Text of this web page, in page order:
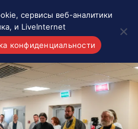
и области
сервисы веб-аналитики
и LiveInternet
конфиденциальности